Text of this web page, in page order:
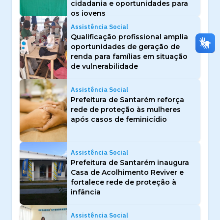
cidadania e oportunidades para
os jovens
Assistência Social
Qualificação profissional amplia
oportunidades de geração de
renda para famílias em situação
de vulnerabilidade
Assistência Social
Prefeitura de Santarém reforça
rede de proteção às mulheres
após casos de feminicídio
Assistência Social
Prefeitura de Santarém inaugura
Casa de Acolhimento Reviver e
fortalece rede de proteção à
infância
Assistência Social